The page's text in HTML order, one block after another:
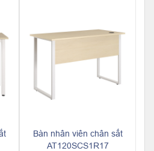
Bàn nhân viên chân sắt
AT120SCS1R17